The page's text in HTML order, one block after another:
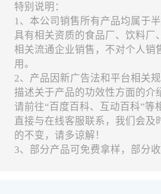
特别说明：
1、本公司销售所有产品均属于
具有相关资质的食品厂、饮料厂
相关流通企业销售，不对个人销
用。
2、产品因新广告法和平台相关
描述关于产品的功效性方面的介
请前往“百度百科、互动百科”等
直接与在线客服联系，我们会及
的不变，请多谅解！
3、部分产品可免费拿样，部分收